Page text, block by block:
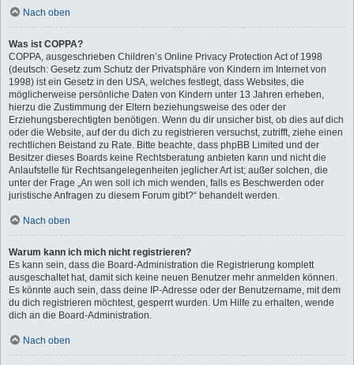
Nach oben
Was ist COPPA?
COPPA, ausgeschrieben Children’s Online Privacy Protection Act of 1998
(deutsch: Gesetz zum Schutz der Privatsphäre von Kindern im Internet von
1998) ist ein Gesetz in den USA, welches festlegt, dass Websites, die
möglicherweise persönliche Daten von Kindern unter 13 Jahren erheben,
hierzu die Zustimmung der Eltern beziehungsweise des oder der
Erziehungsberechtigten benötigen. Wenn du dir unsicher bist, ob dies auf dich
oder die Website, auf der du dich zu registrieren versuchst, zutrifft, ziehe einen
rechtlichen Beistand zu Rate. Bitte beachte, dass phpBB Limited und der
Besitzer dieses Boards keine Rechtsberatung anbieten kann und nicht die
Anlaufstelle für Rechtsangelegenheiten jeglicher Art ist; außer solchen, die
unter der Frage „An wen soll ich mich wenden, falls es Beschwerden oder
juristische Anfragen zu diesem Forum gibt?“ behandelt werden.
Nach oben
Warum kann ich mich nicht registrieren?
Es kann sein, dass die Board-Administration die Registrierung komplett
ausgeschaltet hat, damit sich keine neuen Benutzer mehr anmelden können.
Es könnte auch sein, dass deine IP-Adresse oder der Benutzername, mit dem
du dich registrieren möchtest, gesperrt wurden. Um Hilfe zu erhalten, wende
dich an die Board-Administration.
Nach oben